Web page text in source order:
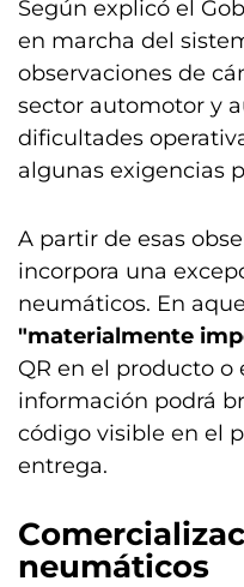
Según explicó el
en marcha del
observaciones de
sector automotor y
dificultades
algunas exigencias
A partir de esas
incorpora una
neumáticos. En
"materialmente
QR en el producto o
información podrá
código visible en el
entrega.
neumáticos